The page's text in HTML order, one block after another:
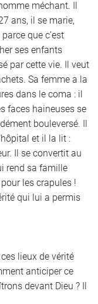
méchant. Il
ans, il se marie,
que c’est
ses enfants
par cette vie. Il veut
Sa femme a la
dans le coma : il
faces haineuses se
bouleversé. Il
et il la lit :
Il se convertit au
rend sa famille
les crapules !
qui lui a permis
lieux de vérité
anticiper ce
devant Dieu ? Il